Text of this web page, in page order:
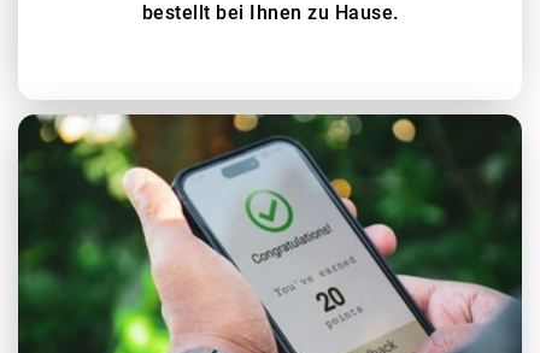
bestellt bei Ihnen zu Hause.